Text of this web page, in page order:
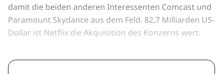
damit die beiden anderen Interessenten Comcast und
Paramount Skydance aus dem Feld. 82,7 Milliarden US-
Dollar ist Netflix die Akquisition des Konzerns wert.